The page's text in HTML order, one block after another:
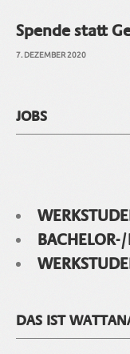
Spende statt
7. DEZEMBER 2020
JOBS
DAS IST